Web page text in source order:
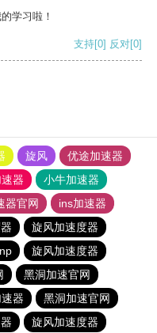
学习啦！
支持[0] 反对[0]
旋风
优途加速器
器
小牛加速器
器官网
ins加速器
旋风加速度器
旋风加速度器
黑洞加速官网
器
黑洞加速官网
旋风加速度器